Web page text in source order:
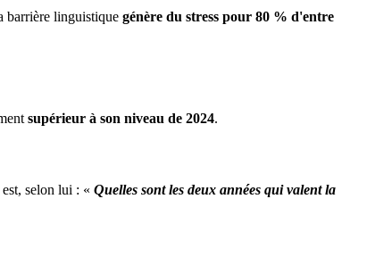
barrière linguistique génère du stress pour 80 % d'entre
supérieur à son niveau de 2024.
selon lui : « Quelles sont les deux années qui valent la